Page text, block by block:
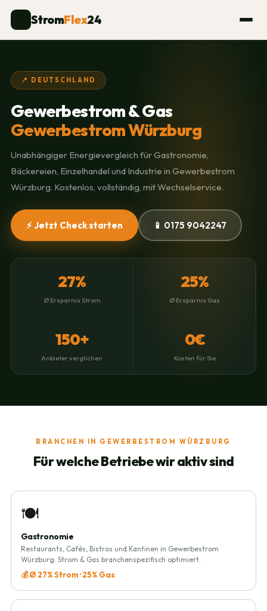
StromFlex24
📍 DEUTSCHLAND
Gewerbestrom & Gas
Gewerbestrom Würzburg
Unabhängiger Energievergleich für Gastronomie,
Bäckereien, Einzelhandel und Industrie in Gewerbestrom
Würzburg. Kostenlos, vollständig, mit Wechselservice.
⚡ Jetzt Check starten 📱 0175 9042247
27%
Ø Ersparnis Strom
25%
Ø Ersparnis Gas
150+
Anbieter verglichen
0€
Kosten für Sie
BRANCHEN IN GEWERBESTROM WÜRZBURG
Für welche Betriebe wir aktiv sind
🍽️
Gastronomie
Restaurants, Cafés, Bistros und Kantinen in Gewerbestrom
Würzburg. Strom & Gas branchenspezifisch optimiert.
💰 Ø 27% Strom · 25% Gas